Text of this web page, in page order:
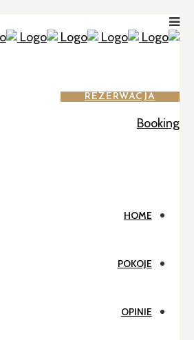
REZERWACJA
Booking
HOME
POKOJE
OPINIE